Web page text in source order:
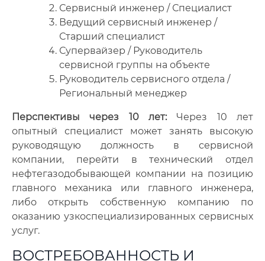
Сервисный инженер / Специалист
Ведущий сервисный инженер /
Старший специалист
Супервайзер / Руководитель
сервисной группы на объекте
Руководитель сервисного отдела /
Региональный менеджер
Перспективы через 10 лет:Через 10 лет
опытный специалист может занять высокую
руководящую должность в сервисной
компании, перейти в технический отдел
нефтегазодобывающей компании на позицию
главного механика или главного инженера,
либо открыть собственную компанию по
оказанию узкоспециализированных сервисных
услуг.
ВОСТРЕБОВАННОСТЬ И